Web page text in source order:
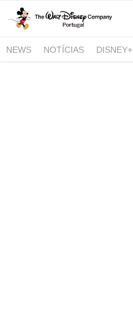
NEWS NOTÍCIAS DISNEY+